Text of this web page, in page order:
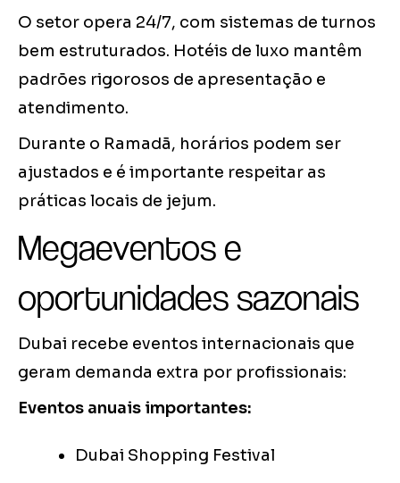
O setor opera 24/7, com sistemas de turnos
bem estruturados. Hotéis de luxo mantêm
padrões rigorosos de apresentação e
atendimento.
Durante o Ramadã, horários podem ser
ajustados e é importante respeitar as
práticas locais de jejum.
Megaeventos e
oportunidades sazonais
Dubai recebe eventos internacionais que
geram demanda extra por profissionais:
Eventos anuais importantes:
Dubai Shopping Festival